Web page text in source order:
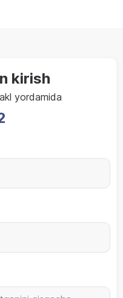
kirish
yordamida